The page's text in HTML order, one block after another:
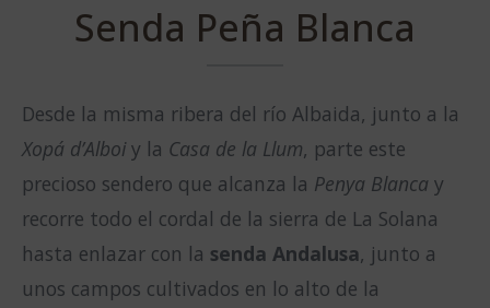
Senda Peña Blanca
Desde la misma ribera del río Albaida, junto a la
Xopá d’Alboi y la Casa de la Llum, parte este
precioso sendero que alcanza la Penya Blanca y
recorre todo el cordal de la sierra de La Solana
hasta enlazar con la senda Andalusa, junto a
unos campos cultivados en lo alto de la